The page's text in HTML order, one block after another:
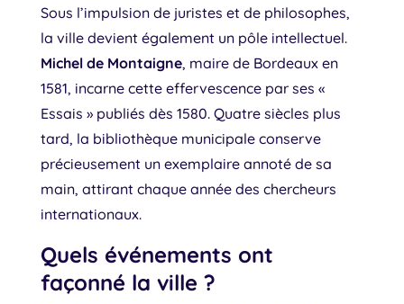
Sous l’impulsion de juristes et de philosophes,
la ville devient également un pôle intellectuel.
Michel de Montaigne, maire de Bordeaux en
1581, incarne cette effervescence par ses «
Essais » publiés dès 1580. Quatre siècles plus
tard, la bibliothèque municipale conserve
précieusement un exemplaire annoté de sa
main, attirant chaque année des chercheurs
internationaux.
Quels événements ont
façonné la ville ?